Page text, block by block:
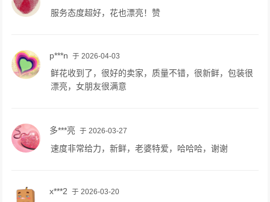
服务态度超好，花也漂亮！赞
p***n 于 2026-04-03
鲜花收到了，很好的卖家，质量不错，很新鲜，包装很
漂亮，女朋友很满意
多***亮 于 2026-03-27
速度非常给力，新鲜，老婆特爱，哈哈哈，谢谢
x***2 于 2026-03-20